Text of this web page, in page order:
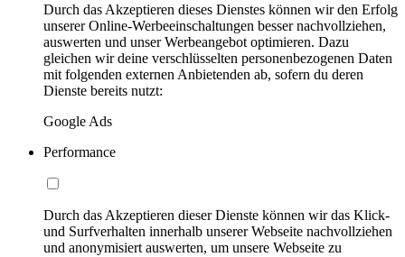
Durch das Akzeptieren dieses Dienstes können wir den Erfolg
unserer Online-Werbeeinschaltungen besser nachvollziehen,
auswerten und unser Werbeangebot optimieren. Dazu
gleichen wir deine verschlüsselten personenbezogenen Daten
mit folgenden externen Anbietenden ab, sofern du deren
Dienste bereits nutzt:
Google Ads
Performance
Durch das Akzeptieren dieser Dienste können wir das Klick-
und Surfverhalten innerhalb unserer Webseite nachvollziehen
und anonymisiert auswerten, um unsere Webseite zu